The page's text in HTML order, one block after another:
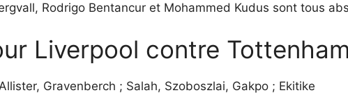
Rodrigo Bentancur et Mohammed Kudus sont tous
Liverpool contre Tottenham
Gravenberch ; Salah, Szoboszlai, Gakpo ; Ekitike